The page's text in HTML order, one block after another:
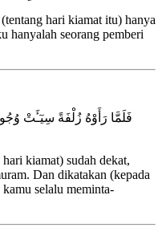
hari kiamat itu) hanya
hanyalah seorang pemberi
فَلَمَّا رَأَوْهُ زُلْفَةً سِيٓـَٔتْ
kiamat) sudah dekat,
Dan dikatakan (kepada
selalu meminta-